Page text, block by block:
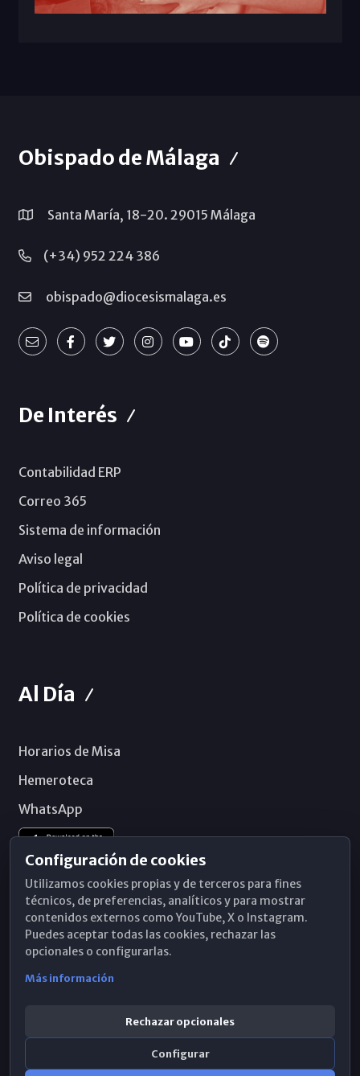
Obispado de Málaga
Santa María, 18-20. 29015 Málaga
(+34) 952 224 386
obispado@diocesismalaga.es
De Interés
Contabilidad ERP
Correo 365
Sistema de información
Aviso legal
Política de privacidad
Política de cookies
Al Día
Horarios de Misa
Hemeroteca
WhatsApp
Configuración de cookies
Utilizamos cookies propias y de terceros para fines
técnicos, de preferencias, analíticos y para mostrar
contenidos externos como YouTube, X o Instagram.
Puedes aceptar todas las cookies, rechazar las
opcionales o configurarlas.
Más información
Rechazar opcionales
Configurar